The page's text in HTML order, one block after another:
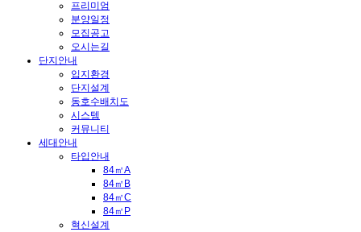
프리미엄
분양일정
모집공고
오시는길
단지안내
입지환경
단지설계
동호수배치도
시스템
커뮤니티
세대안내
타입안내
84㎡A
84㎡B
84㎡C
84㎡P
혁신설계